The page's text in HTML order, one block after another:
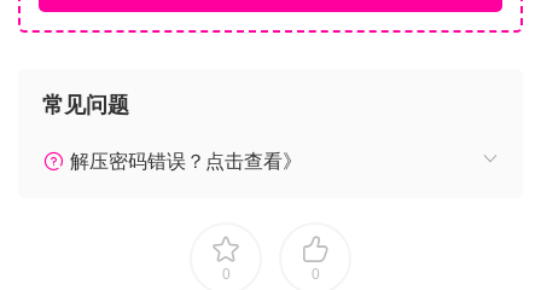
你将扮演塔尔玛，在游戏中照料农场与动物，制定每天日程，
家人们令人越发不安的书信。
Stillness of the Wind是备受好评的Where the Goats Are之后
常见问题
解压密码错误？点击查看》
0 0